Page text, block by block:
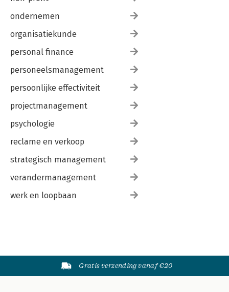
ondernemen
organisatiekunde
personal finance
personeelsmanagement
persoonlijke effectiviteit
projectmanagement
psychologie
reclame en verkoop
strategisch management
verandermanagement
werk en loopbaan
Gratis verzending vanaf €20